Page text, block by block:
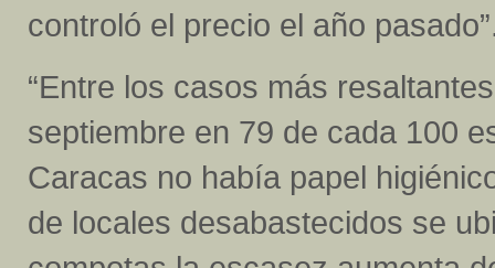
controló el precio el año
“Entre los casos más
septiembre en 79 de cada 100
Caracas no había papel
de locales desabastecidos se